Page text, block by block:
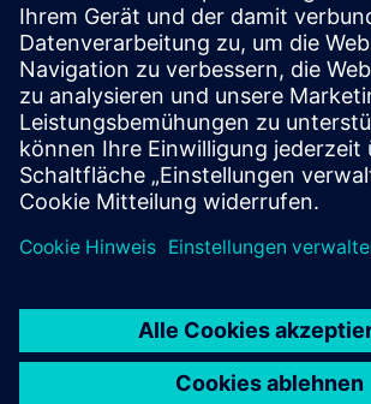
Presse | Siemens
© Siemens 1996 – 2026
Impressum
Datenschutz
Cookie Richtlinien
Digitales Zertifikat